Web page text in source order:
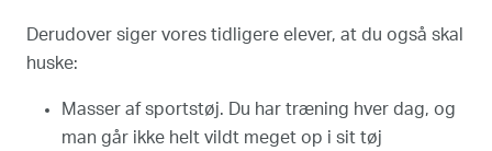
Derudover siger vores tidligere elever, at du også skal
huske:
Masser af sportstøj. Du har træning hver dag, og
man går ikke helt vildt meget op i sit tøj